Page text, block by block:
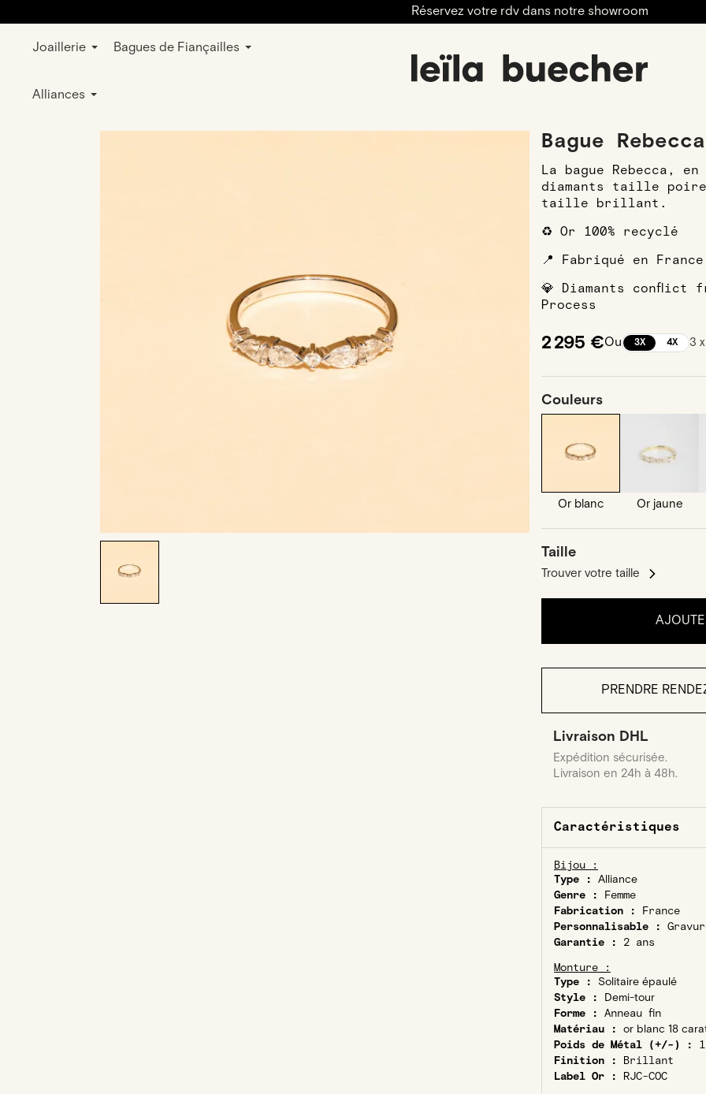
Réservez votre rdv dans notre showroom
Joaillerie Bagues de Fiançailles
Alliances
Bague
La bague Rebecca,
diamants taille
taille brillant.
♻️ Or 100% recyclé
📍 Fabriqué en France
💎 Diamants conflict
Process
2 295 €Ou 3X 4X 3
Couleurs
Or blanc Or jaune
Taille
Trouver votre taille
PRENDRE
Livraison DHL
Expédition sécurisée.
Livraison en 24h à 48h.
Caractéristiques
Bijou :
Type : Alliance
Genre :
Femme
Fabrication :
France
Personnalisable :
Garantie :
2 ans
Monture :
Type : Solitaire épaulé
Style :
Demi-tour
Forme : Anneau fin
Matériau : or blanc 18
Poids de Métal (+/-) :
Finition :
Brillant
Label Or :
RJC-COC